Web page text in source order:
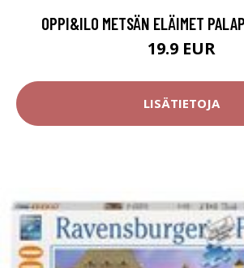
OPPI&ILO METSÄN ELÄIMET
19.9 EUR
LISÄTIETOJA